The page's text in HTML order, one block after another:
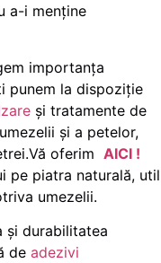
a-i menține
importanța
punem la dispoziție
și tratamente de
și a petelor,
oferim AICI !
pe piatra naturală, util
umezelii.
și durabilitatea
de adezivi